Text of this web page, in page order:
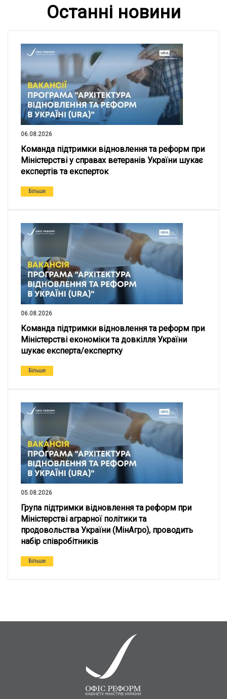
Останні новини
06.08.2026
Команда підтримки відновлення та реформ при
Міністерстві у справах ветеранів України шукає
експертів та експерток
Більше
06.08.2026
Команда підтримки відновлення та реформ при
Міністерстві економіки та довкілля України
шукає експерта/експертку
Більше
05.08.2026
Група підтримки відновлення та реформ при
Міністерстві аграрної політики та
продовольства України (МінАгро), проводить
набір співробітників
Більше